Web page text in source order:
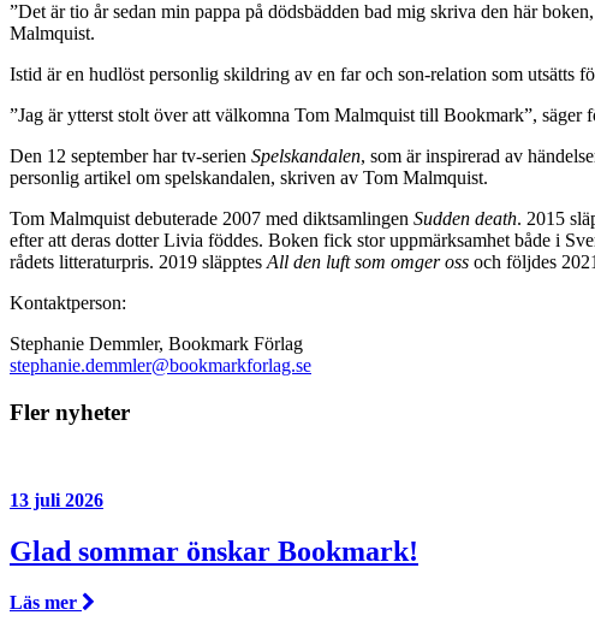
”Det är tio år sedan min pappa på dödsbädden bad mig skriva den här
Malmquist.
Istid är en hudlöst personlig skildring av en far och son-relation som utsätts
”Jag är ytterst stolt över att välkomna Tom Malmquist till Bookmark”,
Den 12 september har tv-serien Spelskandalen, som är inspirerad av
personlig artikel om spelskandalen, skriven av Tom Malmquist.
Tom Malmquist debuterade 2007 med diktsamlingen Sudden death. 2015
efter att deras dotter Livia föddes. Boken fick stor uppmärksamhet både i
rådets litteraturpris. 2019 släpptesAll den luft som omger oss och följdes
Kontaktperson:
Stephanie Demmler, Bookmark Förlag
stephanie.demmler@bookmarkforlag.se
Fler nyheter
13 juli 2026
Glad sommar önskar Bookmark!
Läs mer